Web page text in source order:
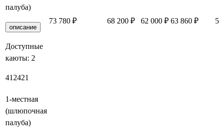
палуба)
описание
Доступные
каюты: 2
412421
73 780 ₽ 68 200 ₽ 62 000 ₽ 63 860 ₽
1-местная
(шлюпочная
палуба)